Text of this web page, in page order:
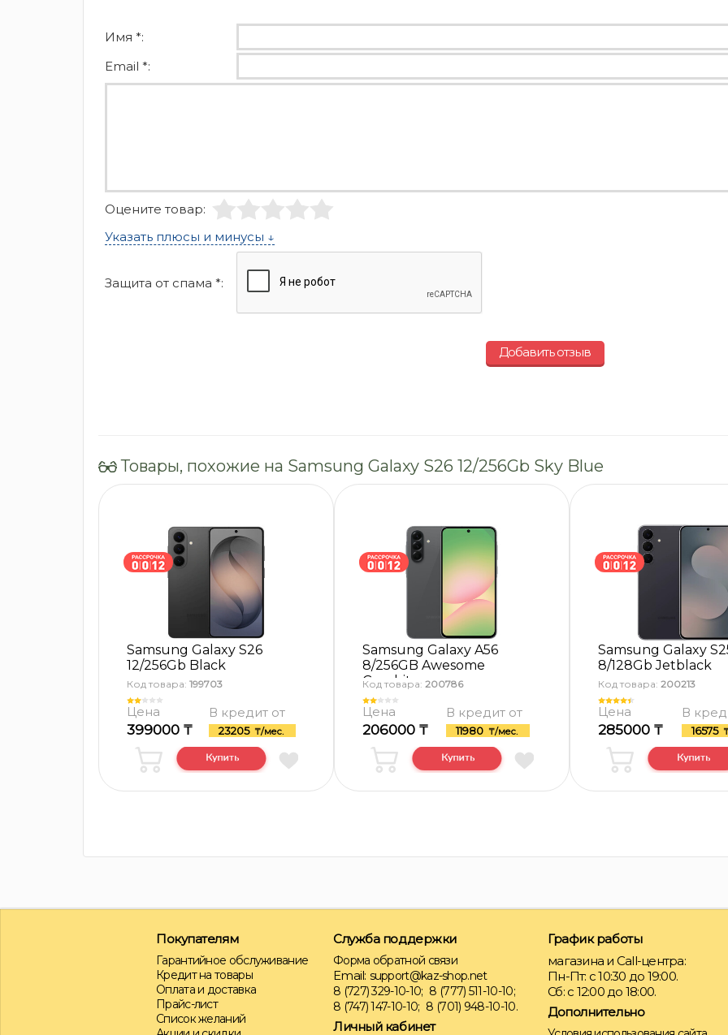
Имя *:
Email *:
Оцените товар:
Указать плюсы и минусы ↓
Защита от спама *:
Добавить отзыв
Товары, похожие на Samsung Galaxy S26 12/256Gb Sky Blue
Samsung Galaxy S26
12/256Gb Black
Код товара: 199703
Цена
399000 ₸
В кредит от
23205 ₸/мес.
Samsung Galaxy A56
8/256GB Awesome
Graphite
Код товара: 200786
Цена
206000 ₸
В кредит от
11980 ₸/мес.
Samsung Galaxy
8/128Gb Jetblack
Код товара: 200213
Цена
285000 ₸
В
16575
Покупателям
Гарантийное обслуживание
Кредит на товары
Оплата и доставка
Прайс-лист
Список желаний
Служба поддержки
Форма обратной связи
Email: support@kaz-shop.net
8 (727) 329-10-10; 8 (777) 511-10-10;
8 (747) 147-10-10; 8 (701) 948-10-10.
Личный кабинет
График работы
магазина и Call-центра:
Пн-Пт: с 10:30 до 19:00.
Сб: с 12:00 до 18:00.
Дополнительно